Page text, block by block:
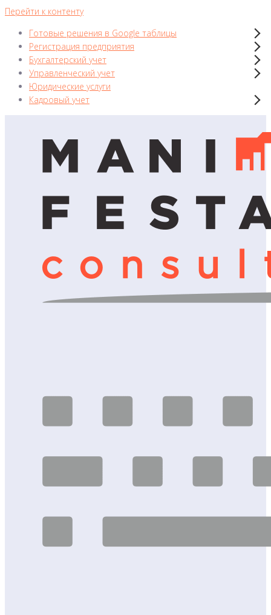
Перейти к контенту
Готовые решения в Google таблицы
Регистрация предприятия
Бухгалтерский учет
Управленческий учет
Юридические услуги
Кадровый учет